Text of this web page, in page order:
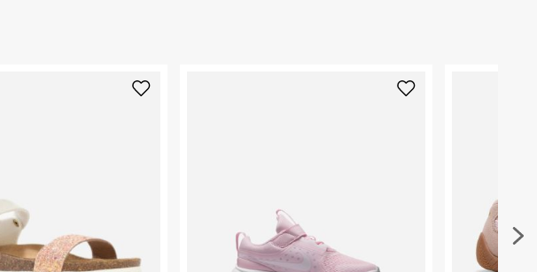
לפני החזרת החבילה, חשוב להדביק את מדבקת הגוביינא על גבי החבילה
היבואן
גלובל ברנדס גלרי בע"מ